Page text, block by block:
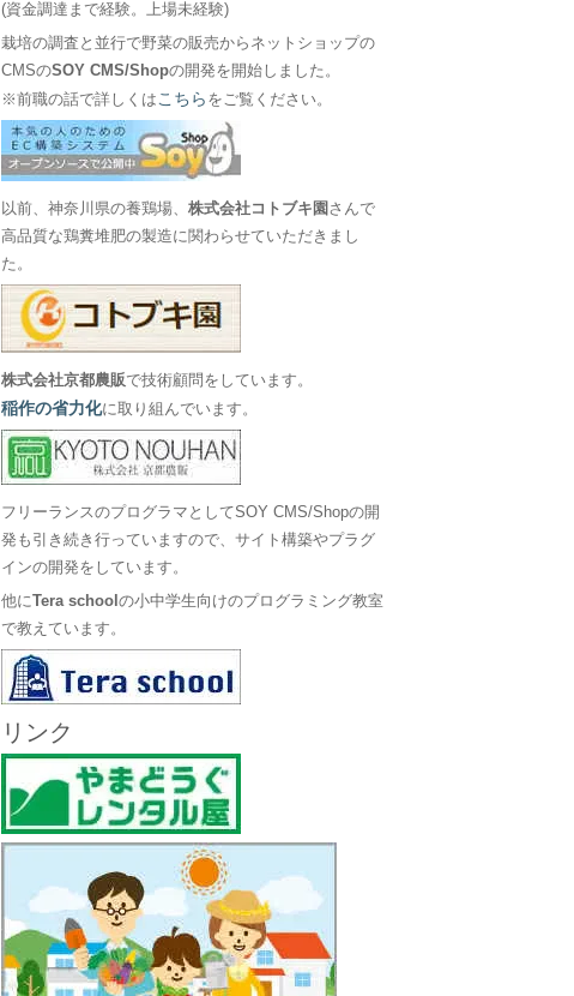
(資金調達まで経験。上場未経験)
栽培の調査と並行で野菜の販売からネットショップの
CMSのSOY CMS/Shopの開発を開始しました。
※前職の話で詳しくは こちら をご覧ください。
以前、神奈川県の養鶏場、株式会社コトブキ園 さんで
高品質な鶏糞堆肥の製造に関わらせていただきまし
た。
株式会社京都農販で技術顧問をしています。
稲作の省力化に取り組んでいます。
フリーランスのプログラマとしてSOY CMS/Shopの開
発も引き続き行っていますので、サイト構築やプラグ
インの開発をしています。
他にTera schoolの小中学生向けのプログラミング教室
で教えています。
リンク